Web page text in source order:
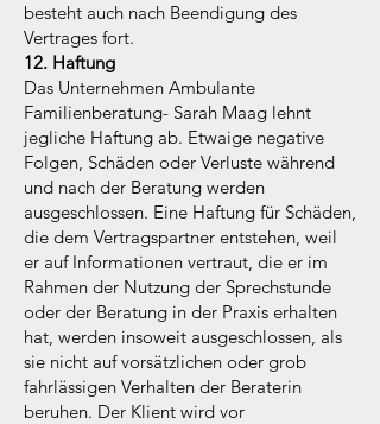
besteht auch nach Beendigung des
Vertrages fort.
12. Haftung
Das Unternehmen Ambulante
Familienberatung- Sarah Maag lehnt
jegliche Haftung ab. Etwaige negative
Folgen, Schäden oder Verluste während
und nach der Beratung werden
ausgeschlossen. Eine Haftung für Schäden,
die dem Vertragspartner entstehen, weil
er auf Informationen vertraut, die er im
Rahmen der Nutzung der Sprechstunde
oder der Beratung in der Praxis erhalten
hat, werden insoweit ausgeschlossen, als
sie nicht auf vorsätzlichen oder grob
fahrlässigen Verhalten der Beraterin
beruhen. Der Klient wird vor